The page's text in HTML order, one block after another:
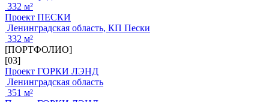
332 м²
Проект ПЕСКИ
Ленинградская область, КП Пески
332 м²
[ПОРТФОЛИО]
[03]
Проект ГОРКИ ЛЭНД
Ленинградская область
351 м²